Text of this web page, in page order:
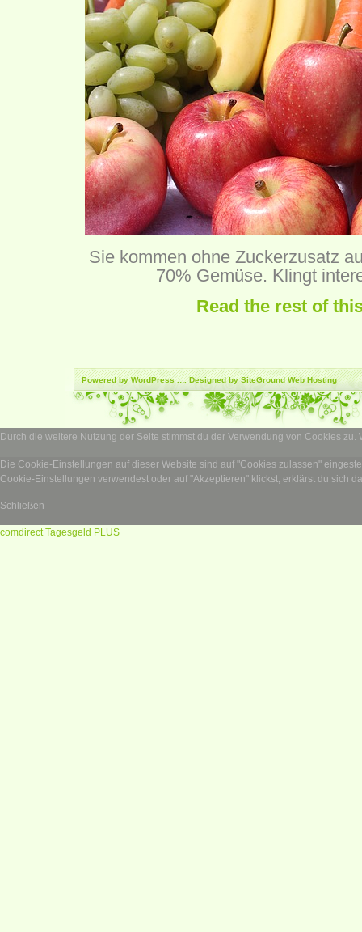
Sie kommen ohne Zuckerzusatz
70% Gemüse. Klingt
Read the rest of
Powered byWordPress.::. Designed by SiteGroundWeb Hosting
Durch die weitere Nutzung der Seite stimmst du der Verwendung von Cookies zu.
Die Cookie-Einstellungen auf dieser Website sind auf "Cookies zulassen"
Cookie-Einstellungen verwendest oder auf "Akzeptieren" klickst, erklärst du sich
Schließen
comdirect Tagesgeld PLUS